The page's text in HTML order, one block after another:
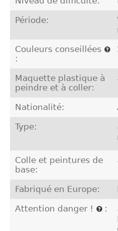
Période:
Couleurs conseillées
:
Maquette plastique à
peindre et à coller:
Nationalité:
Type:
Colle et peintures de
base:
Fabriqué en Europe:
Attention danger ! :